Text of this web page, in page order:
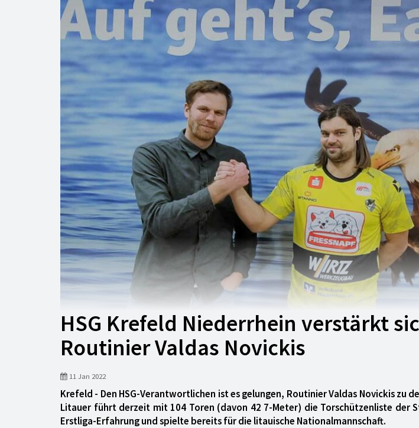
HSG Krefeld Niederrhein verstärkt
Routinier Valdas Novickis
11 Jan 2022
Krefeld - Den HSG-Verantwortlichen ist es gelungen, Routinier Valdas Novickis zu
Litauer führt derzeit mit 104 Toren (davon 42 7-Meter) die Torschützenliste der
Erstliga-Erfahrung und spielte bereits für die litauische Nationalmannschaft.